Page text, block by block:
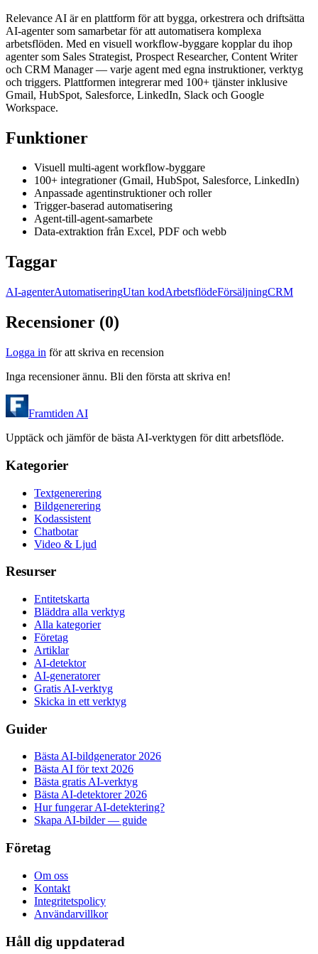
Relevance AI är en plattform för att bygga, orkestrera och driftsätta
AI-agenter som samarbetar för att automatisera komplexa
arbetsflöden. Med en visuell workflow-byggare kopplar du ihop
agenter som Sales Strategist, Prospect Researcher, Content Writer
och CRM Manager — varje agent med egna instruktioner, verktyg
och triggers. Plattformen integrerar med 100+ tjänster inklusive
Gmail, HubSpot, Salesforce, LinkedIn, Slack och Google
Workspace.
Funktioner
Visuell multi-agent workflow-byggare
100+ integrationer (Gmail, HubSpot, Salesforce, LinkedIn)
Anpassade agentinstruktioner och roller
Trigger-baserad automatisering
Agent-till-agent-samarbete
Data-extraktion från Excel, PDF och webb
Taggar
AI-agenterAutomatiseringUtan kodArbetsflödeFörsäljningCRM
Recensioner (0)
Logga in för att skriva en recension
Inga recensioner ännu. Bli den första att skriva en!
Framtiden AI
Upptäck och jämför de bästa AI-verktygen för ditt arbetsflöde.
Kategorier
Textgenerering
Bildgenerering
Kodassistent
Chatbotar
Video & Ljud
Resurser
Entitetskarta
Bläddra alla verktyg
Alla kategorier
Företag
Artiklar
AI-detektor
AI-generatorer
Gratis AI-verktyg
Skicka in ett verktyg
Guider
Bästa AI-bildgenerator 2026
Bästa AI för text 2026
Bästa gratis AI-verktyg
Bästa AI-detektorer 2026
Hur fungerar AI-detektering?
Skapa AI-bilder — guide
Företag
Om oss
Kontakt
Integritetspolicy
Användarvillkor
Håll dig uppdaterad